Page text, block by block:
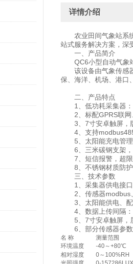
详情介绍
农业田间气象站系统
站式服务解决方案，深
一、产品简介
QC6小型自动气象站
该设备由气象传感器
保、海洋、机场、港口
二、产品特点
1、低功耗采集器：
2、标配GPRS联网
3、7寸安卓触屏，
4、支持
5、太阳能充电管理
6、三米碳钢支架，
7、短信报警，超限
8、不锈钢材质防护
三、技术参数
1、采集器供电接口
2、传感器modbus、
3、太阳能供电、配
4、数据上传间隔：
5、7寸安卓触屏，
6、部分传感器参数
名 称
测量范围
环境温度
-40～+80℃
相对湿度
0～100%RH